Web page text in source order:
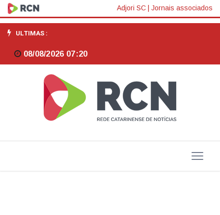
Petrobras
reajusta
preço
diesel
R$
Adjori SC Jornais associados
ULTIMAS :
08/08/2026 07:20